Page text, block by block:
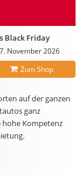
Black Friday
November 2026
Zum Shop
auf der ganzen
ganz
Kompetenz